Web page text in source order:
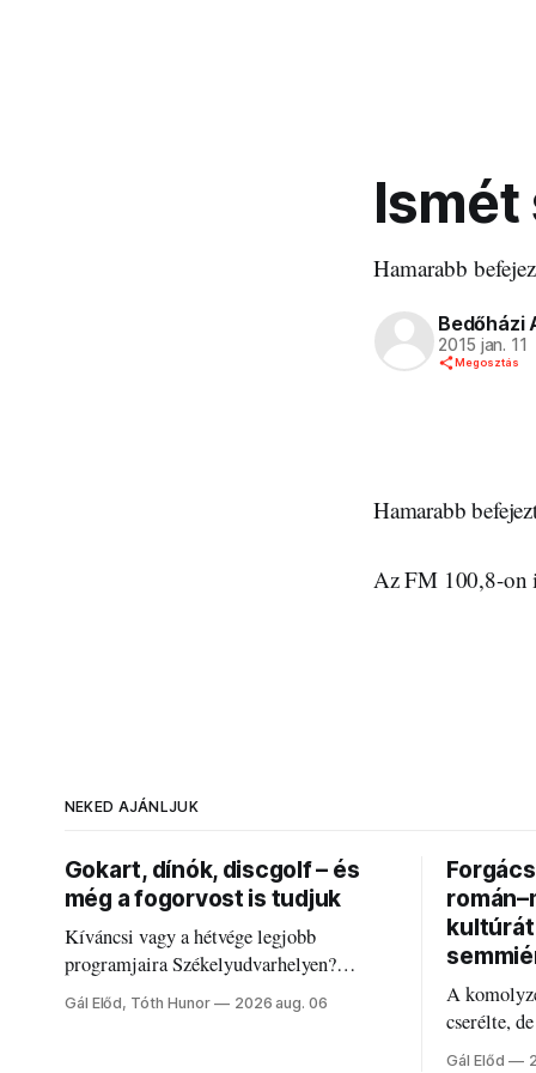
Ismét
Hamarabb
Bedőházi
2015 jan. 11
Megosztás
Hamarabb
Az FM 100,8-on
NEKED AJÁNLJUK
Gokart, dínók, discgolf – és
még a fogorvost is tudjuk
Kíváncsi vagy a hétvége legjobb
programjaira Székelyudvarhelyen?
Nálunk megtalálod őket – sőt, ha baj van a
fogaddal, a fogorvosi ügyeletet is!
Gál Előd, Tóth Hunor 2026 aug. 06
kultúrát
A
cserélte,
Forgács
Gál Előd